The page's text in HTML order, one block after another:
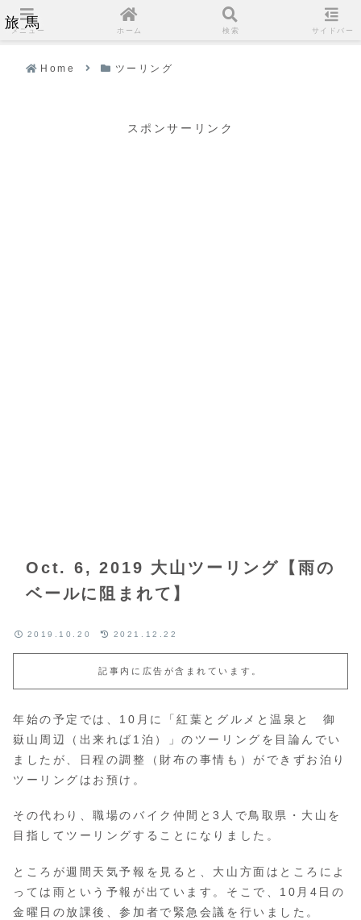
旅馬
Home ツーリング
Oct. 6, 2019 大山ツーリング【雨の
ベールに阻まれて】
スポンサーリンク
2019.10.20 2021.12.22
記事内に広告が含まれています。
年始の予定では、10月に「紅葉とグルメと温泉と 御
嶽山周辺（出来れば1泊）」のツーリングを目論んでい
ましたが、日程の調整（財布の事情も）ができずお泊り
ツーリングはお預け。
その代わり、職場のバイク仲間と3人で鳥取県・大山を
目指してツーリングすることになりました。
ところが週間天気予報を見ると、大山方面はところによ
っては雨という予報が出ています。そこで、10月4日の
金曜日の放課後、参加者で緊急会議を行いました。
メニュー ホーム 検索 サイドバー